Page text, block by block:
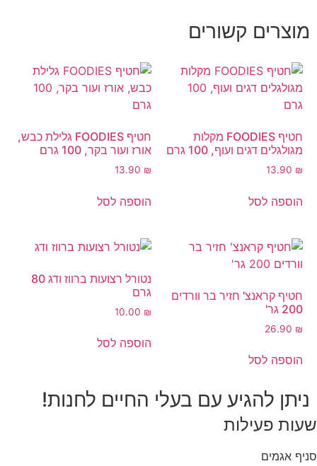
מוצרים קשורים
חטיף FOODIES מקלות
מגולגלים דגים ועוף, 100 גרם
13.90 ₪
הוספה לסל
חטיף FOODIES גלילת כבש,
אורז ועור בקר, 100 גרם
13.90 ₪
הוספה לסל
חטיף קראנצ' חזיר בר וורדים
200 גר'
26.90 ₪
הוספה לסל
נטורל רצועות ברווז ודג 80
גרם
10.00 ₪
הוספה לסל
ניתן להגיע עם בעלי החיים לחנות!
שעות פעילות
סניף אגמים